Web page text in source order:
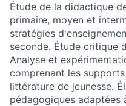
Étude de la didactique
primaire, moyen et
stratégies
seconde. Étude critique
Analyse et
comprenant les
littérature de jeunesse.
pédagogiques adaptées